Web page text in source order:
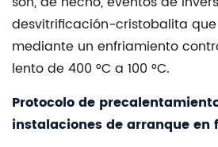
desvitrificación-cristobalita
mediante un enfriamiento
lento de 400 °C a 100 °C.
Protocolo de
instalaciones de arranque en